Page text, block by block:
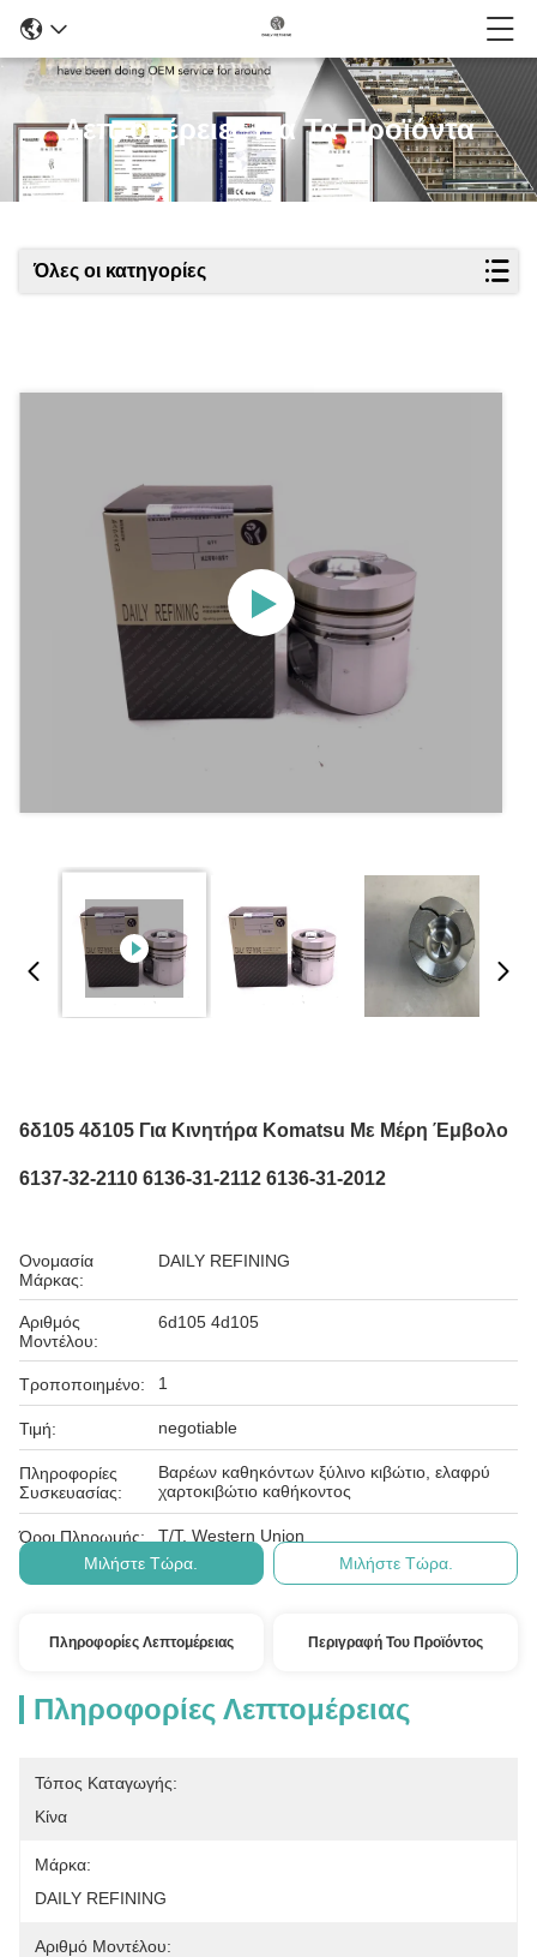
Λεπτομέρειες Για Τα Προϊόντα
Όλες οι κατηγορίες
6δ105 4δ105 Για Κινητήρα Komatsu Με Μέρη Έμβολο
6137-32-2110 6136-31-2112 6136-31-2012
Ονομασία
Μάρκας:
DAILY REFINING
Αριθμός
Μοντέλου:
6d105 4d105
Τροποποιημένο: 1
Τιμή: negotiable
Πληροφορίες
Συσκευασίας:
Βαρέων καθηκόντων ξύλινο κιβώτιο, ελαφρύ
χαρτοκιβώτιο καθήκοντος
Όροι Πληρωμής:
T/T, Western Union
Μιλήστε Τώρα.
Μιλήστε Τώρα.
Πληροφορίες Λεπτομέρειας Περιγραφή Του Προϊόντος
Πληροφορίες Λεπτομέρειας
Τόπος Καταγωγής:
Κίνα
Μάρκα:
DAILY REFINING
Αριθμό Μοντέλου: